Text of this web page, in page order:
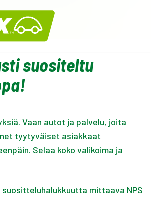
suositeltu
Vaan autot ja palvelu, joita
tyytyväiset asiakkaat
Selaa koko valikoima ja
mittaava NPS